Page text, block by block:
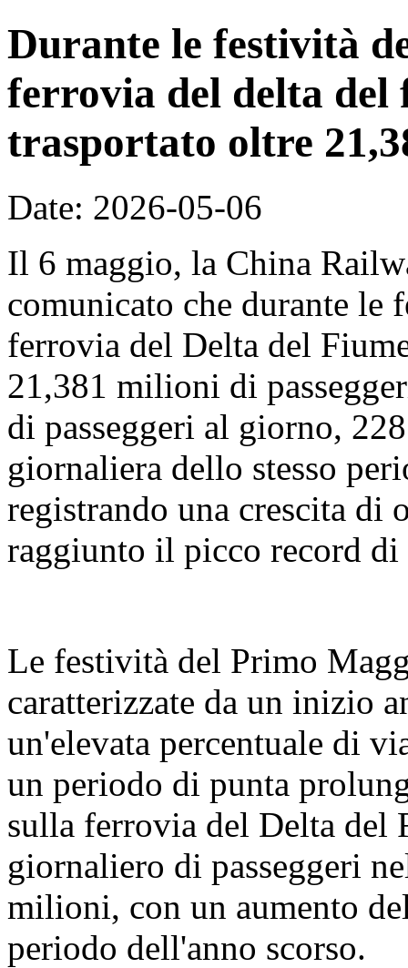
Durante le festività
ferrovia del delta del
trasportato oltre
Date: 2026-05-06
Il 6 maggio, la China
comunicato che durante
ferrovia del Delta del
21,381 milioni di
di passeggeri al giorno,
giornaliera dello stesso
registrando una crescita di
raggiunto il picco record
Le festività del Primo
caratterizzate da un inizio
un'elevata percentuale di
un periodo di punta
sulla ferrovia del Delta del
giornaliero di passeggeri
milioni, con un aumento
periodo dell'anno scorso.